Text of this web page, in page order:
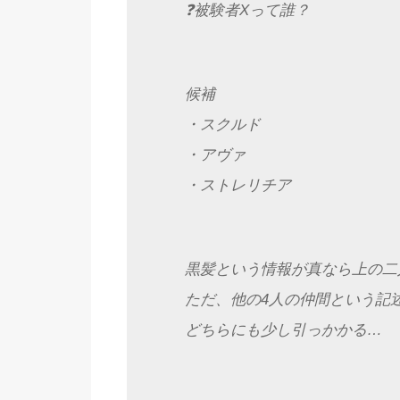
❓被験者Xって誰？
候補
・スクルド
・アヴァ
・ストレリチア
黒髪という情報が真なら上の
ただ、他の4人の仲間という記
どちらにも少し引っかかる…